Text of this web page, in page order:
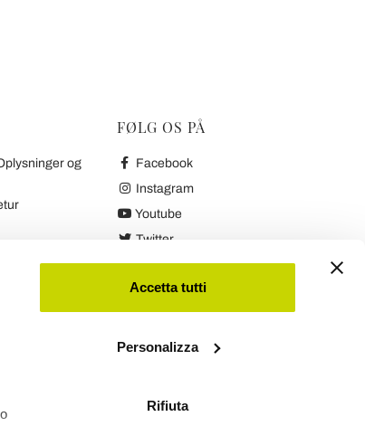
Accetta tutti
Personalizza
Rifiuta
og
FØLG OS PÅ
Facebook
Instagram
Youtube
Twitter